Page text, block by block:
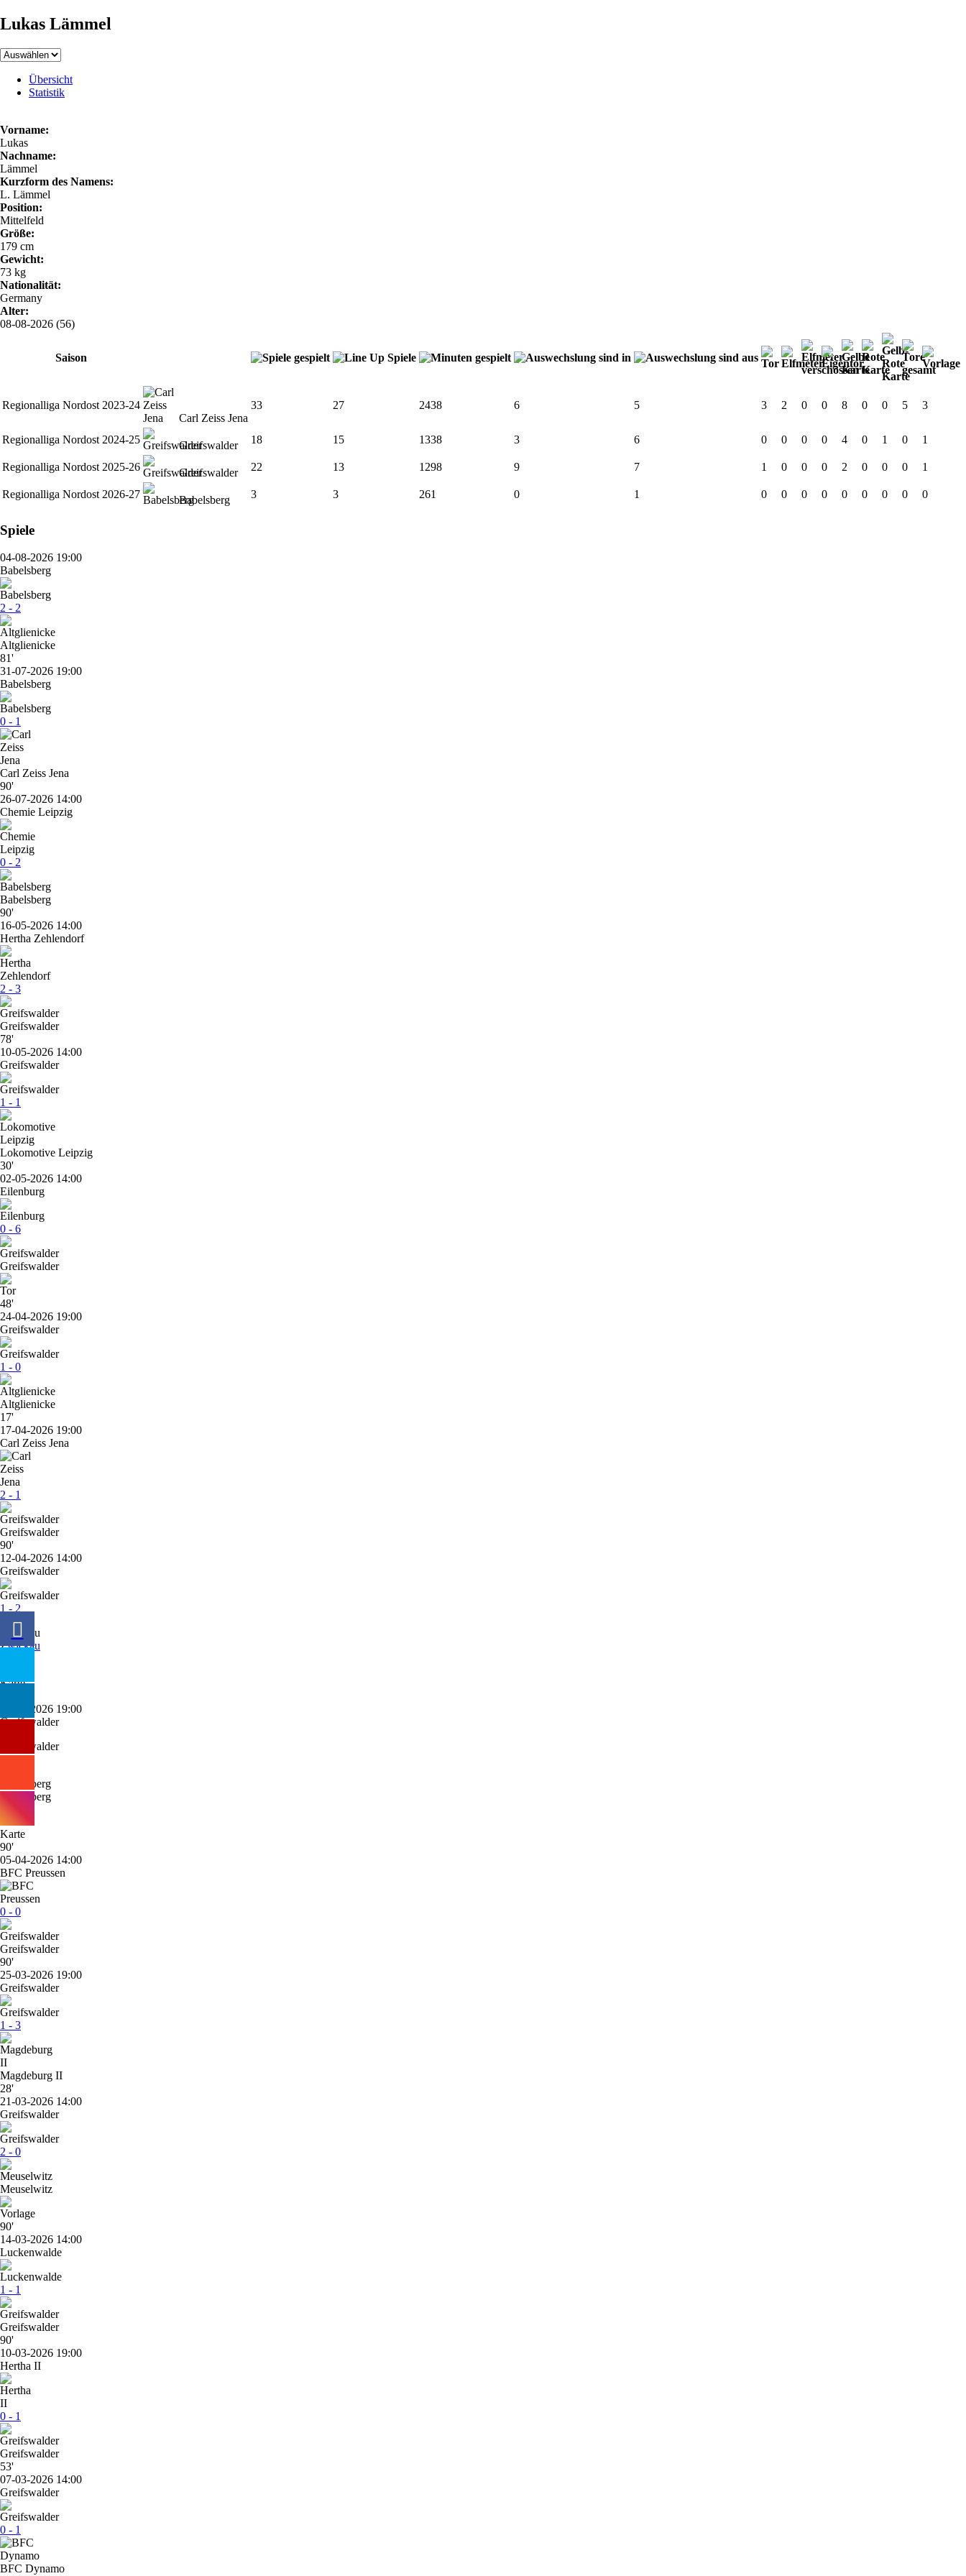
Lukas Lämmel
Übersicht
Statistik
Vorname:
Lukas
Nachname:
Lämmel
Kurzform des Namens:
L. Lämmel
Position:
Mittelfeld
Größe:
179 cm
Gewicht:
73 kg
Nationalität:
Germany
Alter:
08-08-2026 (56)
Saison
Regionalliga Nordost 2023-24
Carl Zeiss Jena
33 27 2438 6 5 3 2 0 0 8 0 0 5 3
Regionalliga Nordost 2024-25 Greifswalder 18 15 1338 3 6 0 0 0 0 4 0 1 0 1
Regionalliga Nordost 2025-26 Greifswalder 22 13 1298 9 7 1 0 0 0 2 0 0 0 1
Regionalliga Nordost 2026-27 Babelsberg 3 3 261 0 1 0 0 0 0 0 0 0 0 0
Spiele
04-08-2026 19:00
Babelsberg
2 - 2
Altglienicke
81'
31-07-2026 19:00
Babelsberg
0 - 1
Carl Zeiss Jena
90'
26-07-2026 14:00
Chemie Leipzig
0 - 2
Babelsberg
90'
16-05-2026 14:00
Hertha Zehlendorf
2 - 3
Greifswalder
78'
10-05-2026 14:00
Greifswalder
1 - 1
Lokomotive Leipzig
30'
02-05-2026 14:00
Eilenburg
0 - 6
Greifswalder
48'
24-04-2026 19:00
Greifswalder
1 - 0
Altglienicke
17'
17-04-2026 19:00
Carl Zeiss Jena
2 - 1
Greifswalder
90'
12-04-2026 14:00
Greifswalder
1 - 2
Zwickau
08-04-2026 19:00
Greifswalder
0 - 0
Babelsberg
90'
05-04-2026 14:00
BFC Preussen
0 - 0
Greifswalder
90'
25-03-2026 19:00
Greifswalder
1 - 3
Magdeburg II
28'
21-03-2026 14:00
Greifswalder
2 - 0
Meuselwitz
90'
14-03-2026 14:00
Luckenwalde
1 - 1
Greifswalder
90'
10-03-2026 19:00
Hertha II
0 - 1
Greifswalder
53'
07-03-2026 14:00
Greifswalder
0 - 1
BFC Dynamo